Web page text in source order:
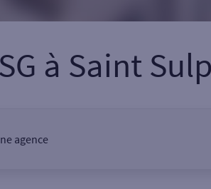
à Saint
agence